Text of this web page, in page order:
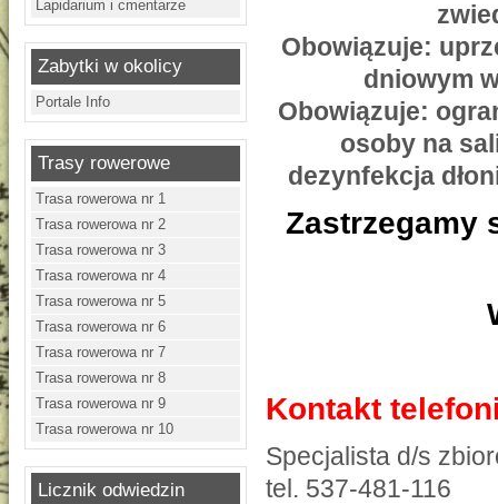
Lapidarium i cmentarze
Zabytki w okolicy
Portale Info
Trasy rowerowe
Trasa rowerowa nr 1
Trasa rowerowa nr 2
Trasa rowerowa nr 3
Trasa rowerowa nr 4
Trasa rowerowa nr 5
Trasa rowerowa nr 6
Trasa rowerowa nr 7
Trasa rowerowa nr 8
Trasa rowerowa nr 9
Trasa rowerowa nr 10
Licznik odwiedzin
Obowiązuje:
dniowym
Obowiązuje:
osoby na
dezynfekcja
Zastrzegamy
Kontakt
Specjalista d/s
tel. 537-481-116